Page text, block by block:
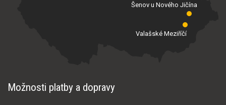
Valašské Meziříčí
Šenov u Nového Jičína
Možnosti platby a dopravy